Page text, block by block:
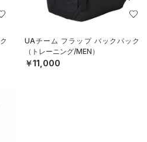
UAチーム フラップ バックパック
（トレーニング/MEN）
￥11,000